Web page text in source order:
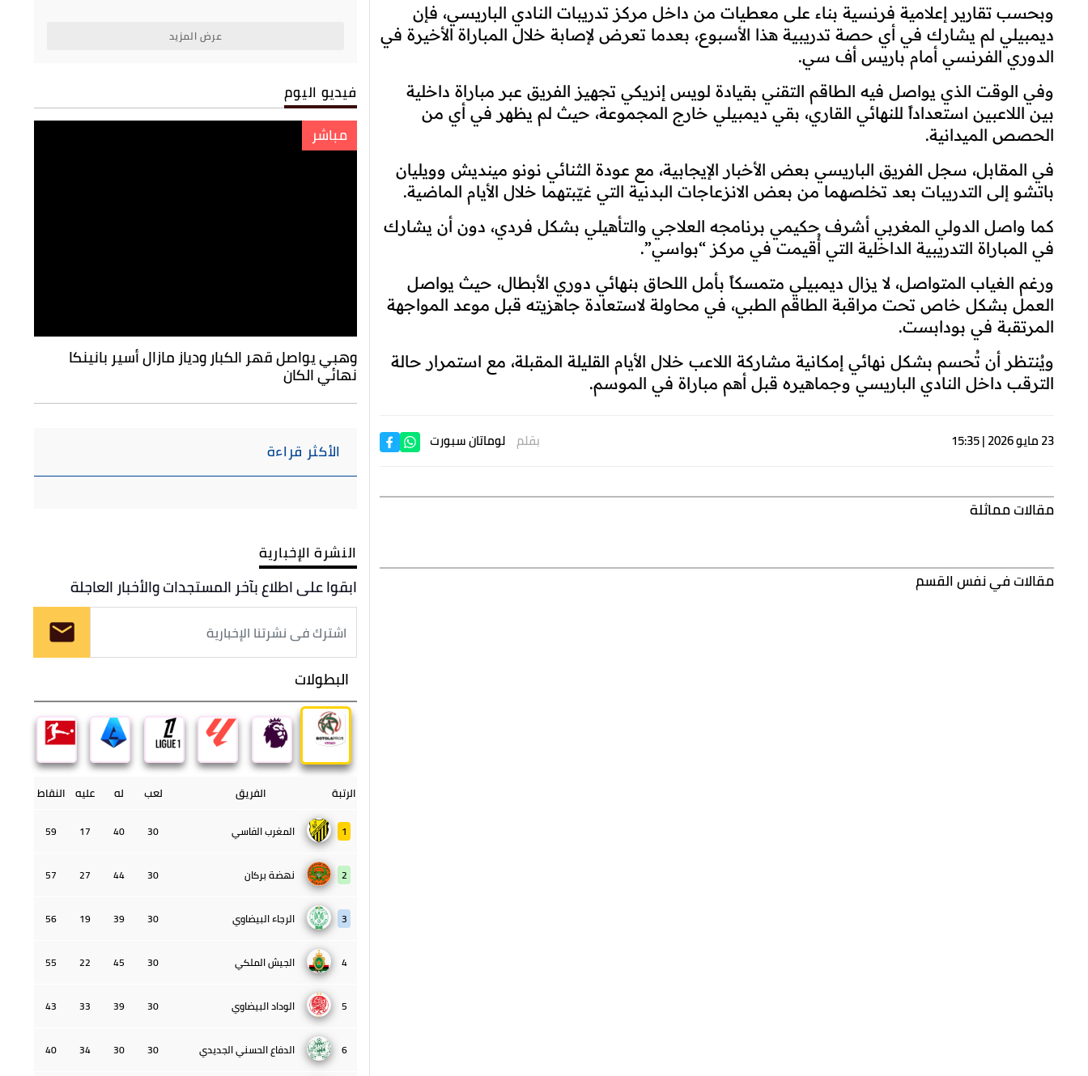
وبحسب تقارير إعلامية فرنسية بناء على معطيات من داخل مركز تدريبات النادي الباريسي، فإن
ديمبيلي لم يشارك في أي حصة تدريبية هذا الأسبوع، بعدما تعرض لإصابة خلال المباراة الأخيرة في
الدوري الفرنسي أمام باريس أف سي.
وفي الوقت الذي يواصل فيه الطاقم التقني بقيادة لويس إنريكي تجهيز الفريق عبر مباراة داخلية
بين اللاعبين استعداداً للنهائي القاري، بقي ديمبيلي خارج المجموعة، حيث لم يظهر في أي من
الحصص الميدانية.
في المقابل، سجل الفريق الباريسي بعض الأخبار الإيجابية، مع عودة الثنائي نونو مينديش وويليان
باتشو إلى التدريبات بعد تخلصهما من بعض الانزعاجات البدنية التي غيّبتهما خلال الأيام الماضية.
كما واصل الدولي المغربي أشرف حكيمي برنامجه العلاجي والتأهيلي بشكل فردي، دون أن يشارك
في المباراة التدريبية الداخلية التي أُقيمت في مركز “بواسي”.
ورغم الغياب المتواصل، لا يزال ديمبيلي متمسكاً بأمل اللحاق بنهائي دوري الأبطال، حيث يواصل
العمل بشكل خاص تحت مراقبة الطاقم الطبي، في محاولة لاستعادة جاهزيته قبل موعد المواجهة
المرتقبة في بودابست.
ويُنتظر أن تُحسم بشكل نهائي إمكانية مشاركة اللاعب خلال الأيام القليلة المقبلة، مع استمرار حالة
الترقب داخل النادي الباريسي وجماهيره قبل أهم مباراة في الموسم.
23 مايو 2026 | 15:35 بقلم لوماتان سبورت
مقالات مماثلة
مقالات في نفس القسم
عرض المزيد
فيديو اليوم
مباشر
وهبي يواصل قهر الكبار ودياز مازال أسير بانينكا
نهائي الكان
الأكثر قراءة
النشرة الإخبارية
ابقوا على اطلاع بآخر المستجدات والأخبار العاجلة
البطولات
الرتبة الفريق لعب له عليه النقاط
1 المغرب الفاسي 30
40
17
59
2 نهضة بركان 30
44
27
57
3 الرجاء البيضاوي 30
39
19
56
4 الجيش الملكي 30
45
22
55
5 الوداد البيضاوي 30
39
33
43
6 الدفاع الحسني الجديدي 30
30
34
40